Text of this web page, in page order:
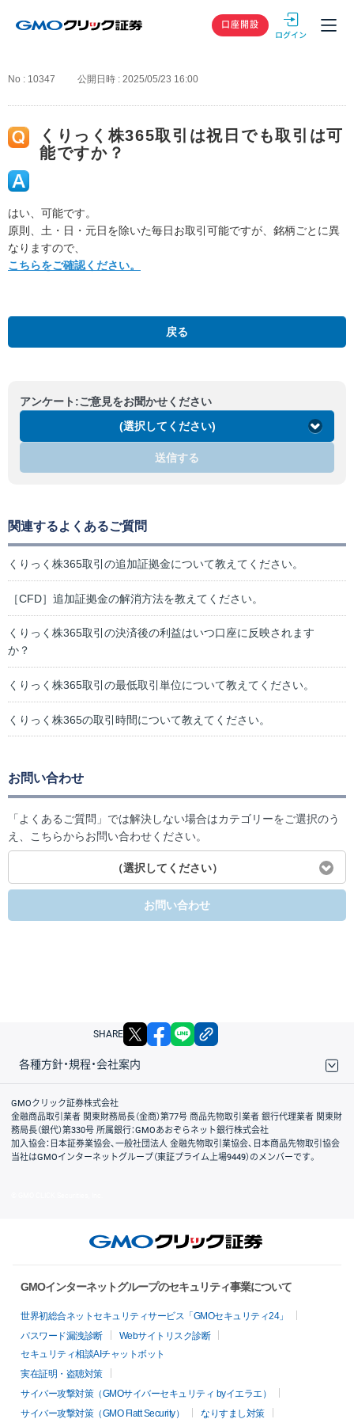
GMOクリック
口座開設
No : 10347 公開日時 : 2025/05/23 16:00
くりっく株365取引は祝日でも取引は可
能ですか？
はい、可能です。
原則、土・日・元日を除いた毎日お取引可能ですが、銘柄ごとに異
なりますので、
こちらをご確認ください。
戻る
アンケート:ご意見をお聞かせください
(選択してください)
送信する
関連するよくあるご質問
くりっく株365取引の追加証拠金について教えてください。
［CFD］追加証拠金の解消方法を教えてください。
くりっく株365取引の決済後の利益はいつ口座に反映されます
か？
くりっく株365取引の最低取引単位について教えてください。
くりっく株365の取引時間について教えてください。
お問い合わせ
「よくあるご質問」では解決しない場合はカテゴリーをご選択のう
え、こちらからお問い合わせください。
（選択してください）
お問い合わせ
SHARE X facebook
各種方針・規程・会社案内
取引規程・約款
サイトマップ
その他のご案内
個人情報保護方針
最良執行方針
サイトのご利用について
ディスクレイマー
信託保全
リスク説明
会社案内
GMOクリック証券株式会社
金融商品取引業者 関東財務局長（金商）第77号 商品先物取引業者 銀行代理業者 関東財
務局長（銀代）第330号 所属銀行：GMOあおぞらネット銀行株式会社
加入協会：日本証券業協会、一般社団法人 金融先物取引業協会、日本商品先物取引協会
当社はGMOインターネットグループ（東証プライム上場9449）のメンバーです。
GMOインターネットグループのセキュリティ事業について
世界初総合ネットセキュリティサービス「GMOセキュリティ24」
パスワード漏洩診断
Webサイトリスク診断
セキュリティ相談AIチャットボット
実在証明・盗聴対策
サイバー攻撃対策（GMOサイバーセキュリティ byイエラエ）
サイバー攻撃対策（GMO Flatt Security）
なりすまし対策